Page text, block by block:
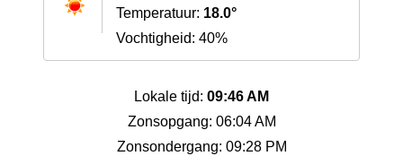
Temperatuur: 18.0°
Vochtigheid: 40%
Lokale tijd: 09:46 AM
Zonsopgang: 06:04 AM
Zonsondergang: 09:28 PM